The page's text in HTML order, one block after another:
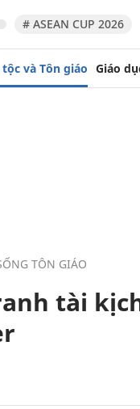
# ASEAN CUP 2026
tộc và Tôn giáo Giáo
TÔN GIÁO
tài